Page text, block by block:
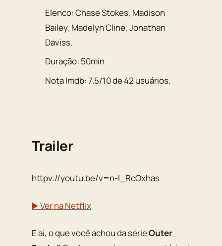
Elenco:Chase Stokes, Madison
Bailey, Madelyn Cline,Jonathan
Daviss.
Duração: 50min
Nota Imdb:7.5/10de42 usuários.
Trailer
httpv://youtu.be/v=n-I_RcOxhas
▶️ Ver na Netflix
E aí, o que você achou da sérieOuter